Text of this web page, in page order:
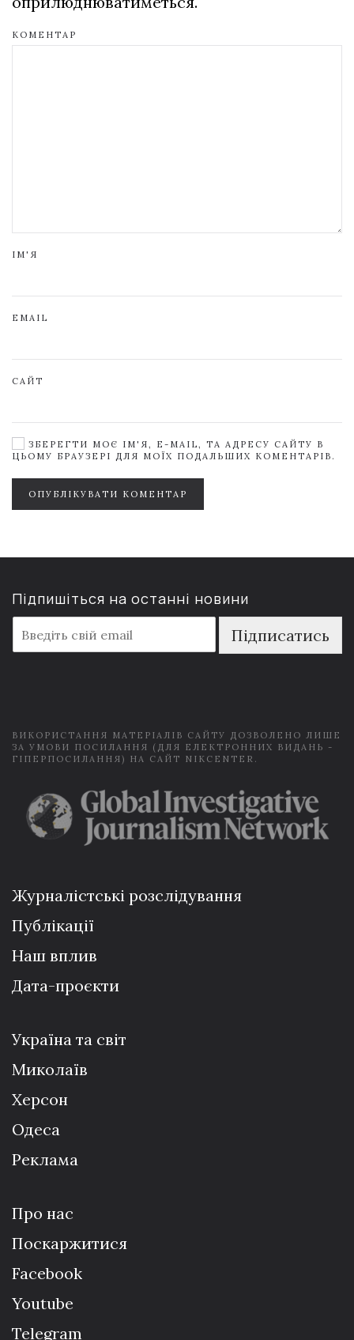
КОМЕНТАР
ІМ'Я
EMAIL
САЙТ
ЗБЕРЕГТИ МОЄ ІМ'Я, E-MAIL, ТА АДРЕСУ САЙТУ В
ЦЬОМУ БРАУЗЕРІ ДЛЯ МОЇХ ПОДАЛЬШИХ КОМЕНТАРІВ.
ОПУБЛІКУВАТИ КОМЕНТАР
Підпишіться на останні новини
m
a
Підписатись
ВИКОРИСТАННЯ МАТЕРІАЛІВ САЙТУ ДОЗВОЛЕНО ЛИШЕ
ЗА УМОВИ ПОСИЛАННЯ (ДЛЯ ЕЛЕКТРОННИХ ВИДАНЬ -
ГІПЕРПОСИЛАННЯ) НА САЙТ NIKCENTER.
Журналістські розслідування
Публікації
Наш вплив
Дата-проєкти
Україна та світ
Миколаїв
Херсон
Одеса
Реклама
Про нас
Поскаржитися
Facebook
Youtube
Telegram